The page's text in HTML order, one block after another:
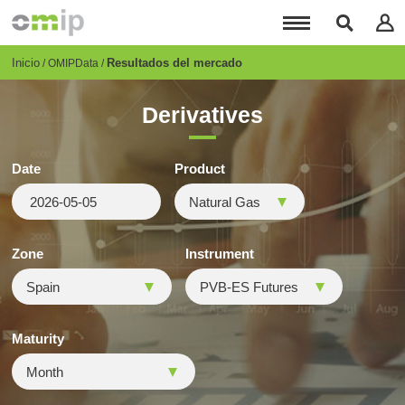
principal
Breadcrumb
Inicio OMIPData Resultados del mercado
Derivatives
Date Product
Zone Instrument
Maturity